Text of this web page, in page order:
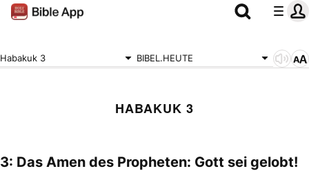
Habakuk 3 BIBEL.HEUTE
HABAKUK 3
3: Das Amen des Propheten: Gott sei gelobt!